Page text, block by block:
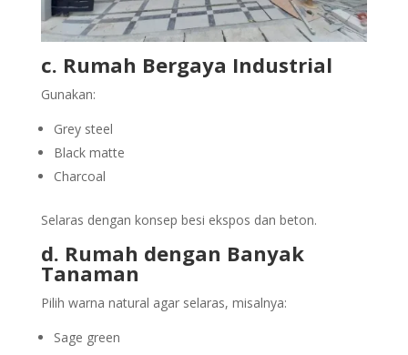
c. Rumah Bergaya Industrial
Gunakan:
Grey steel
Black matte
Charcoal
Selaras dengan konsep besi ekspos dan beton.
d. Rumah dengan Banyak
Tanaman
Pilih warna natural agar selaras, misalnya:
Sage green